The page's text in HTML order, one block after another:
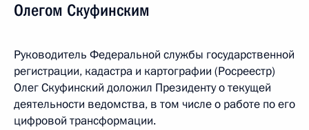
Олегом Скуфинским
Руководитель Федеральной службы государственной
регистрации, кадастра и картографии (Росреестр)
Олег Скуфинский доложил Президенту о текущей
деятельности ведомства, в том числе о работе по его
цифровой трансформации.